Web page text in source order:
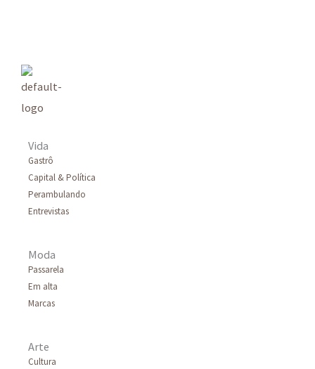
Vida
Gastrô
Capital & Política
Perambulando
Entrevistas
Moda
Passarela
Em alta
Marcas
Arte
Cultura